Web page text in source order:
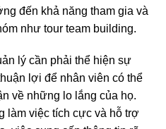
đến khả năng tham gia và
như tour team building.
lý cần phải thể hiện sự
lợi để nhân viên có thể
về những lo lắng của họ.
làm việc tích cực và hỗ trợ